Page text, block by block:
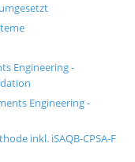
Engineering -
Engineering -
inkl. iSAQB-CPSA-F